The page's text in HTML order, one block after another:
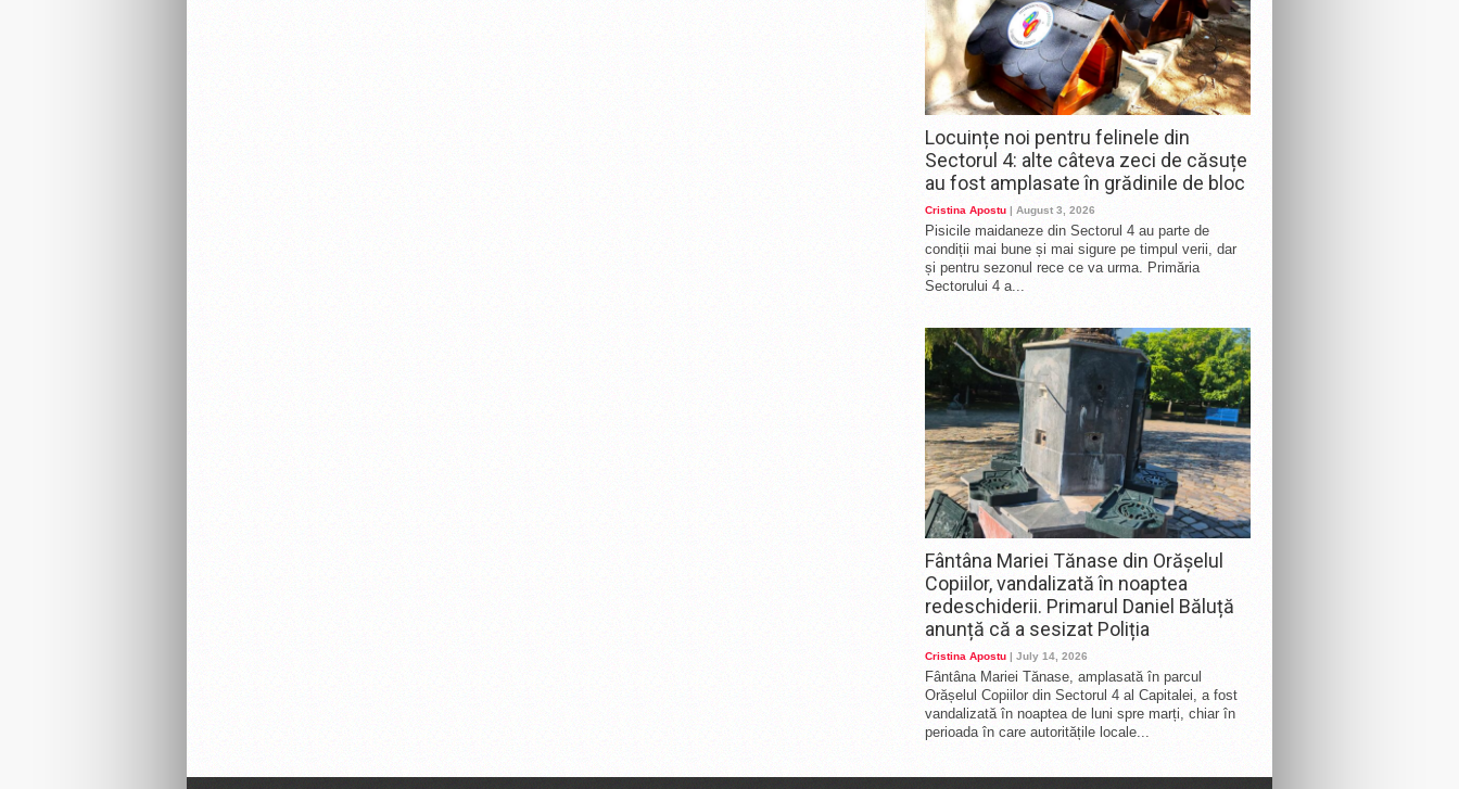
Locuințe noi pentru felinele din
Sectorul 4: alte câteva zeci de căsuțe
au fost amplasate în grădinile de bloc
Cristina Apostu | August 3, 2026
Pisicile maidaneze din Sectorul 4 au parte de
condiții mai bune și mai sigure pe timpul verii, dar
și pentru sezonul rece ce va urma. Primăria
Sectorului 4 a...
Fântâna Mariei Tănase din Orășelul
Copiilor, vandalizată în noaptea
redeschiderii. Primarul Daniel Băluță
anunță că a sesizat Poliția
Cristina Apostu | July 14, 2026
Fântâna Mariei Tănase, amplasată în parcul
Orășelul Copiilor din Sectorul 4 al Capitalei, a fost
vandalizată în noaptea de luni spre marți, chiar în
perioada în care autoritățile locale...